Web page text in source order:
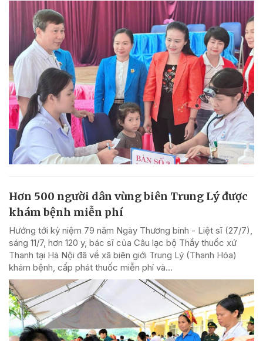
Hơn 500 người dân vùng biên Trung Lý được
khám bệnh miễn phí
Hướng tới kỷ niệm 79 năm Ngày Thương binh - Liệt sĩ (27/7),
sáng 11/7, hơn 120 y, bác sĩ của Câu lạc bộ Thầy thuốc xứ
Thanh tại Hà Nội đã về xã biên giới Trung Lý (Thanh Hóa)
khám bệnh, cấp phát thuốc miễn phí và...